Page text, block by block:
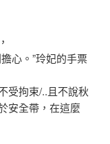
心。”玲妃的手票
拘束/..且不說秋
安全帶，在這麼